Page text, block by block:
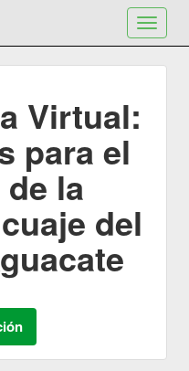
Toggle
Virtual:
para el
la
del